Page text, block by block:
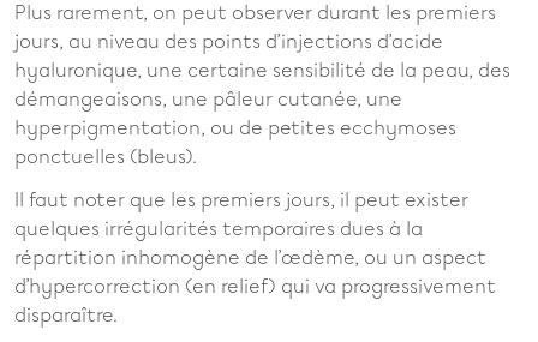
Plus rarement, on peut observer durant les premiers
jours, au niveau des points d’injections d’acide
hyaluronique, une certaine sensibilité de la peau, des
démangeaisons, une pâleur cutanée, une
hyperpigmentation, ou de petites ecchymoses
ponctuelles (bleus).
Il faut noter que les premiers jours, il peut exister
quelques irrégularités temporaires dues à la
répartition inhomogène de l’œdème, ou un aspect
d’hypercorrection (en relief) qui va progressivement
disparaître.